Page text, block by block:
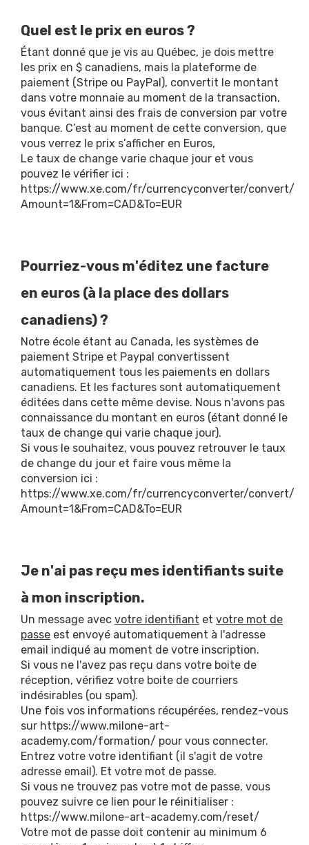
Quel est le prix en euros ?
Étant donné que je vis au Québec, je dois mettre
les prix en $ canadiens, mais la plateforme de
paiement (Stripe ou PayPal), convertit le montant
dans votre monnaie au moment de la transaction,
vous évitant ainsi des frais de conversion par votre
banque. C’est au moment de cette conversion, que
vous verrez le prix s’afficher en Euros,
Le taux de change varie chaque jour et vous
pouvez le vérifier ici :
https://www.xe.com/fr/currencyconverter/convert/?
Amount=1&From=CAD&To=EUR
Pourriez-vous m'éditez une facture
en euros (à la place des dollars
canadiens) ?
Notre école étant au Canada, les systèmes de
paiement Stripe et Paypal convertissent
automatiquement tous les paiements en dollars
canadiens. Et les factures sont automatiquement
éditées dans cette même devise. Nous n'avons pas
connaissance du montant en euros (étant donné le
taux de change qui varie chaque jour).
Si vous le souhaitez, vous pouvez retrouver le taux
de change du jour et faire vous même la
conversion ici :
https://www.xe.com/fr/currencyconverter/convert/?
Amount=1&From=CAD&To=EUR
Je n'ai pas reçu mes identifiants suite
à mon inscription.
Un message avec votre identifiant et votre mot de
passe est envoyé automatiquement à l'adresse
email indiqué au moment de votre inscription.
Si vous ne l'avez pas reçu dans votre boite de
réception, vérifiez votre boite de courriers
indésirables (ou spam).
Une fois vos informations récupérées, rendez-vous
sur https://www.milone-art-
academy.com/formation/ pour vous connecter.
Entrez votre votre identifiant (il s'agit de votre
adresse email). Et votre mot de passe.
Si vous ne trouvez pas votre mot de passe, vous
pouvez suivre ce lien pour le réinitialiser :
https://www.milone-art-academy.com/reset/
Votre mot de passe doit contenir au minimum 6